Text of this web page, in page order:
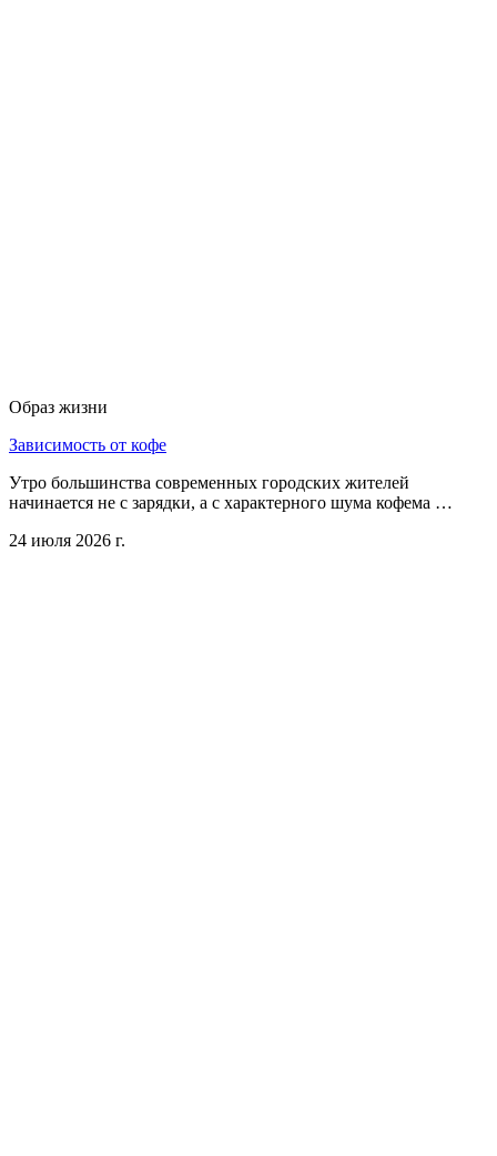
Образ жизни
Зависимость от кофе
Утро большинства современных городских жителей
начинается не с зарядки, а с характерного шума кофема …
24 июля 2026 г.